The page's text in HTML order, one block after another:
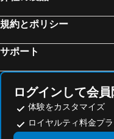
立川アーバンホテル
八王子アーバンホテル
デザインホテルブラックス
アパホテル＜八王子駅北＞
セントラルホテル八王子
八王子スカイホテル
ラクシオ イン
新橋駅
静岡駅
日本武道館
成田国際空港
豊洲駅
江ノ島駅
川崎駅
規約とポリシー
サポート
ログインして会
体験をカスタマイズ
ロイヤルティ料金プ